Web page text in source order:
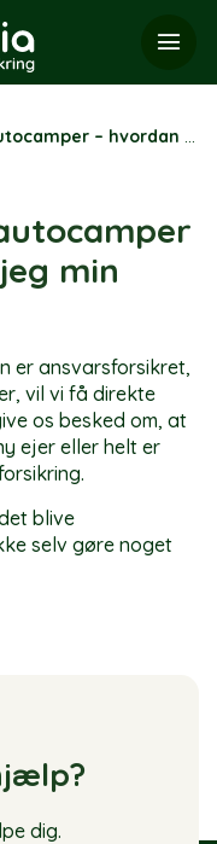
opsiger jeg min forsikring?
min
er ansvarsforsikret,
vil vi få direkte
os besked om, at
ejer eller helt er
blive
selv gøre noget
dig.